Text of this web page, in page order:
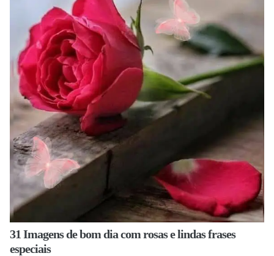
31 Imagens de bom dia com rosas e lindas frases
especiais